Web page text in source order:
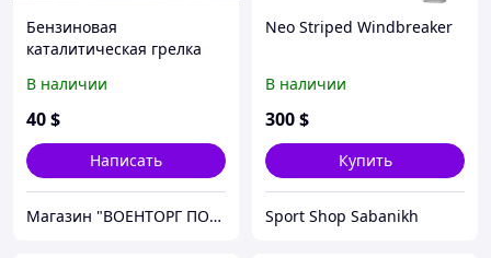
Бензиновая
каталитическая грелка
В наличии
40$
Написать
Магазин "ВОЕНТОРГ ПОИСКГРУНТ"
Neo Striped Windbreaker
В наличии
300$
Купить
Sport Shop Sabanikh